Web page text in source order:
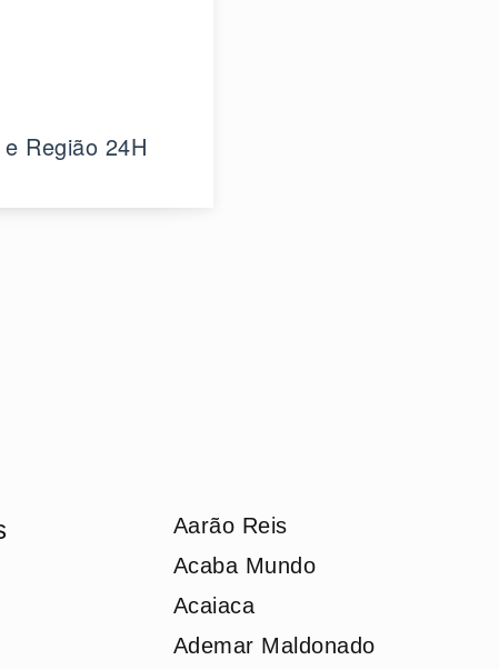
Região 24H
Aarão Reis
Acaba Mundo
Acaiaca
Ademar Maldonado